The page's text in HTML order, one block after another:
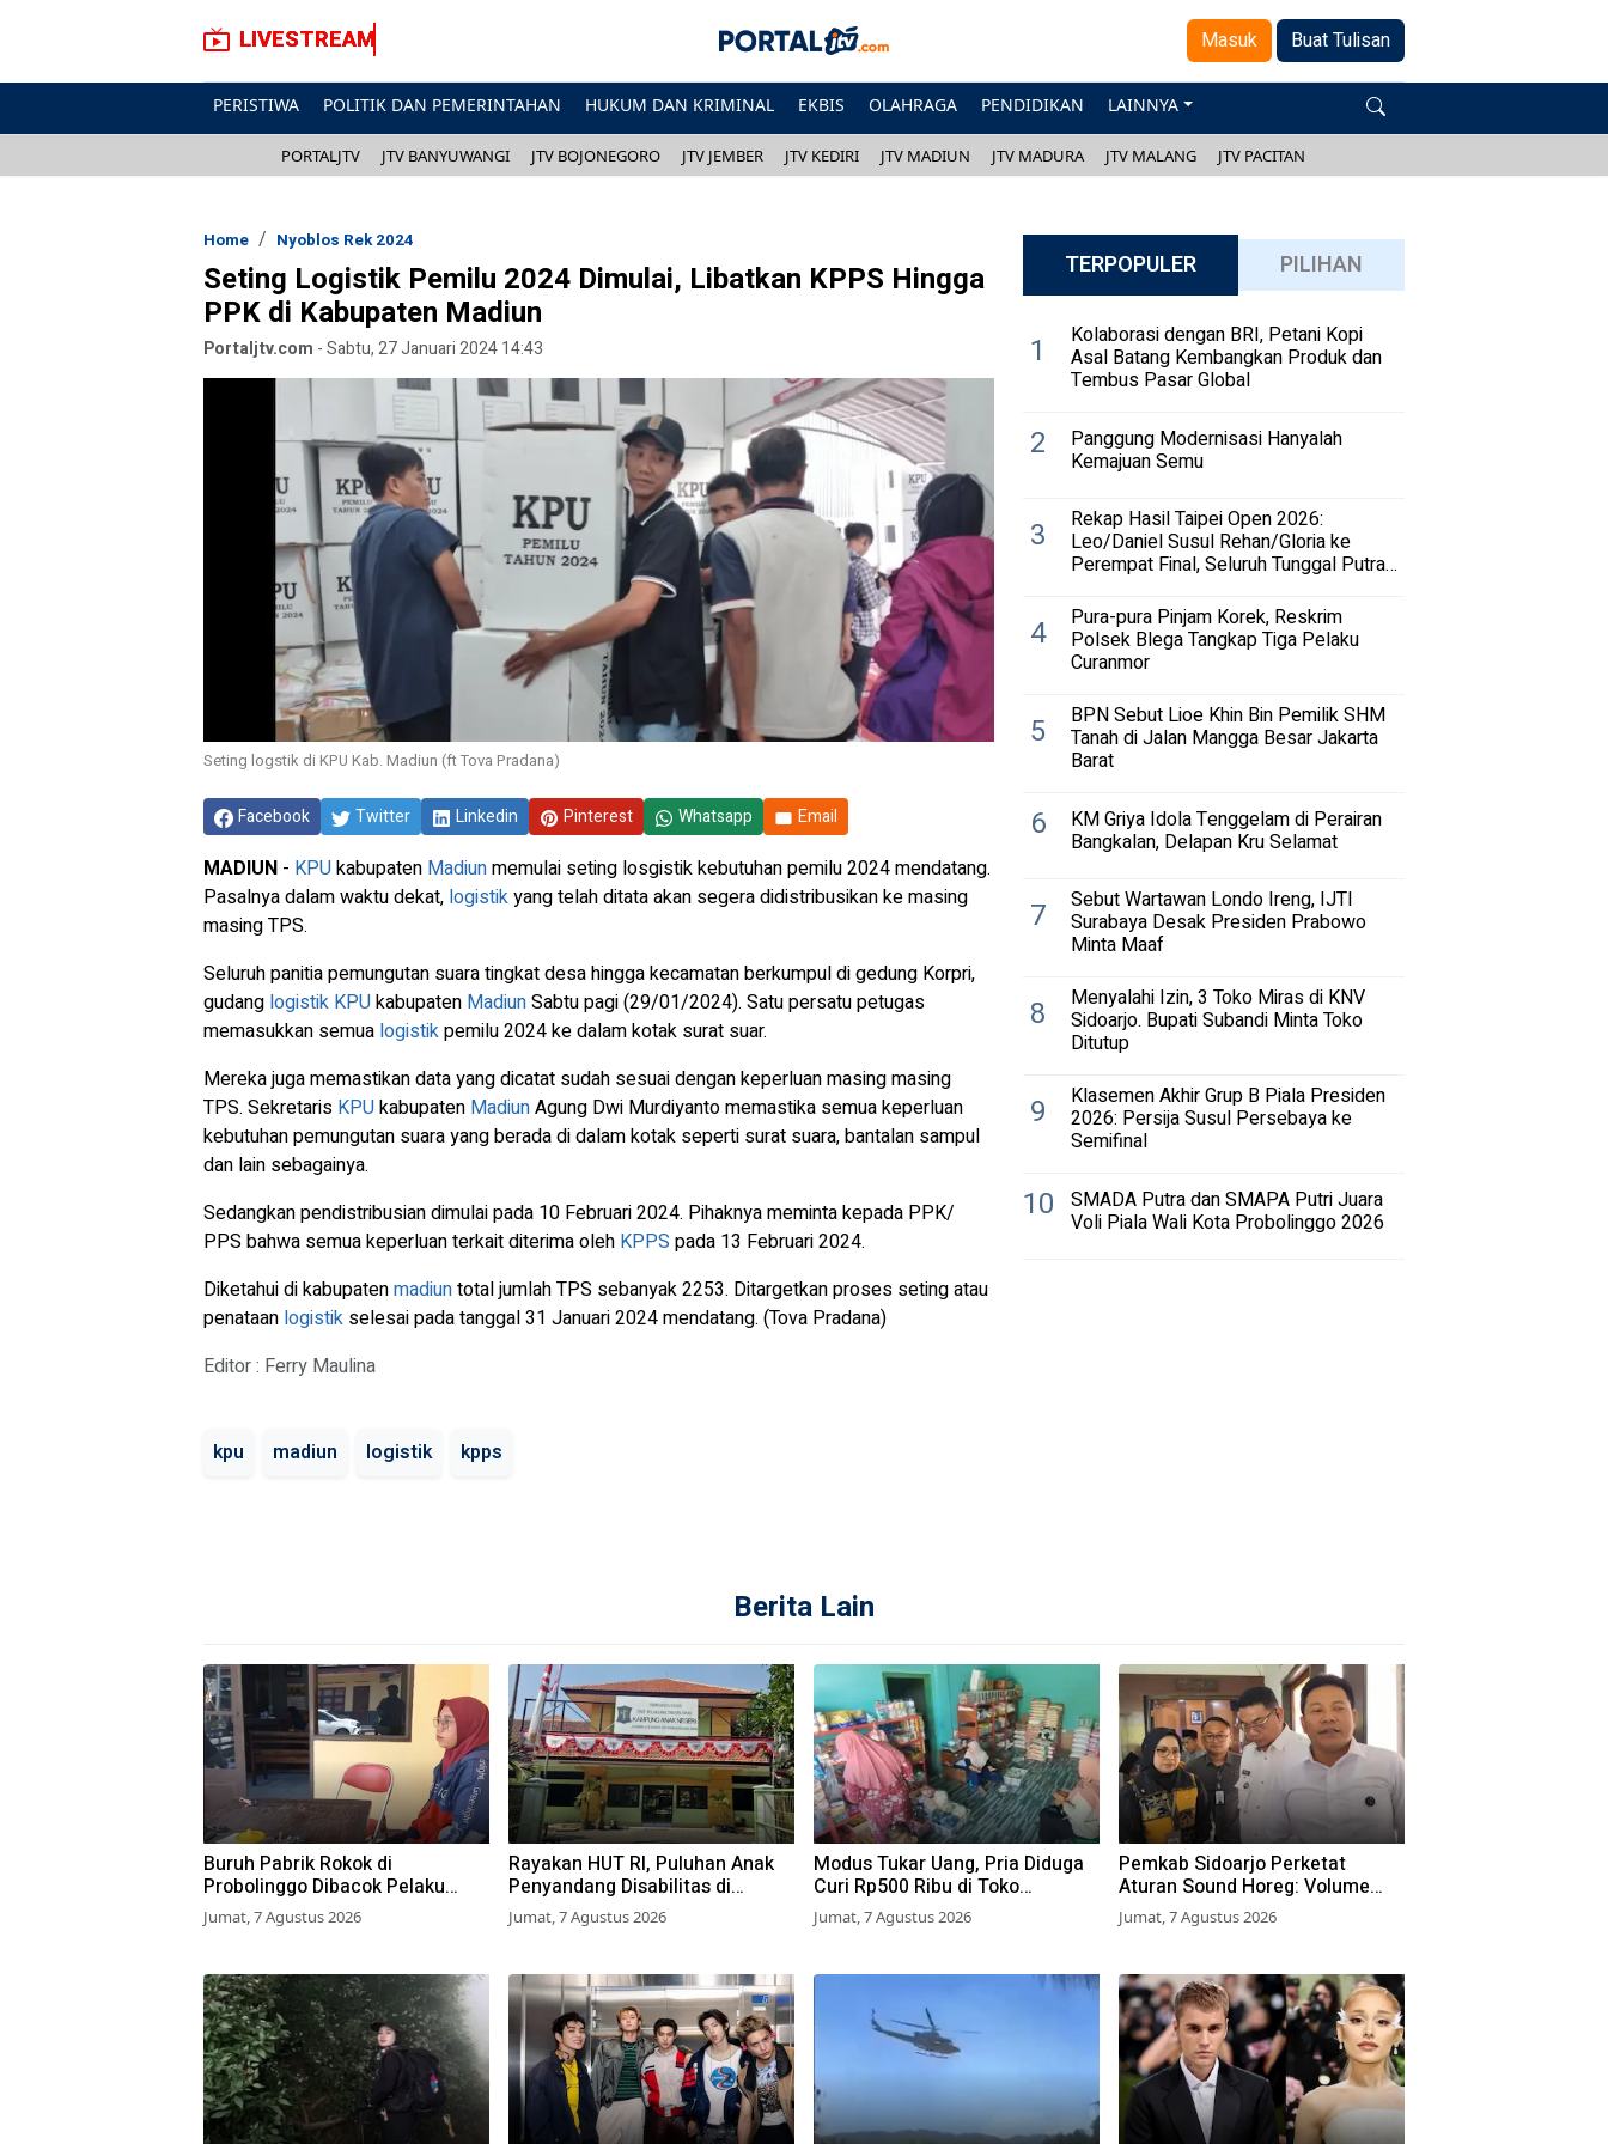
LIVESTREAM Masuk Buat Tulisan
PERISTIWA POLITIK DAN PEMERINTAHAN HUKUM DAN KRIMINAL EKBIS OLAHRAGA PENDIDIKAN LAINNYA
PORTALJTV JTV BANYUWANGI JTV BOJONEGORO JTV JEMBER JTV KEDIRI JTV MADIUN JTV MADURA JTV MALANG JTV PACITAN
Home Nyoblos Rek 2024
Seting Logistik Pemilu 2024 Dimulai, Libatkan KPPS Hingga
PPK di Kabupaten Madiun
Portaljtv.com -Sabtu, 27 Januari 2024 14:43
Seting logstik di KPU Kab. Madiun (ft Tova Pradana)
Facebook Twitter Linkedin Pinterest Whatsapp Email
MADIUN - KPUkabupaten Madiunmemulai seting losgistik kebutuhan pemilu 2024 mendatang.
Pasalnya dalam waktu dekat, logistikyang telah ditata akan segera didistribusikan ke masing
masing TPS.
Seluruh panitia pemungutan suara tingkat desa hingga kecamatan berkumpul di gedung Korpri,
gudang logistik KPUkabupaten MadiunSabtu pagi (29/01/2024). Satu persatu petugas
memasukkan semua logistikpemilu 2024 ke dalam kotak surat suar.
Mereka juga memastikan data yang dicatat sudah sesuai dengan keperluan masing masing
TPS. Sekretaris KPUkabupaten MadiunAgung Dwi Murdiyanto memastika semua keperluan
kebutuhan pemungutan suara yang berada di dalam kotak seperti surat suara, bantalan sampul
dan lain sebagainya.
Sedangkan pendistribusian dimulai pada 10 Februari 2024. Pihaknya meminta kepada PPK/
PPS bahwa semua keperluan terkait diterima oleh KPPS pada 13 Februari 2024.
Diketahui di kabupatenmadiuntotal jumlah TPS sebanyak 2253. Ditargetkan proses seting atau
penataan logistik selesai pada tanggal 31 Januari 2024 mendatang. (Tova Pradana)
Editor : Ferry Maulina
kpu madiun logistik kpps
TERPOPULER PILIHAN
1 Kolaborasi dengan BRI, Petani Kopi
Asal Batang Kembangkan Produk dan
Tembus Pasar Global
2 Panggung Modernisasi Hanyalah
Kemajuan Semu
3 Rekap Hasil Taipei Open 2026:
Leo/Daniel Susul Rehan/Gloria ke
Perempat Final, Seluruh Tunggal Putra
4 Pura-pura Pinjam Korek, Reskrim
Polsek Blega Tangkap Tiga Pelaku
Curanmor
5 BPN Sebut Lioe Khin Bin Pemilik SHM
Tanah di Jalan Mangga Besar Jakarta
Barat
6 KM Griya Idola Tenggelam di Perairan
Bangkalan, Delapan Kru Selamat
7 Sebut Wartawan Londo Ireng, IJTI
Surabaya Desak Presiden Prabowo
Minta Maaf
8 Menyalahi Izin, 3 Toko Miras di KNV
Sidoarjo. Bupati Subandi Minta Toko
Ditutup
9 Klasemen Akhir Grup B Piala Presiden
2026: Persija Susul Persebaya ke
Semifinal
10 SMADA Putra dan SMAPA Putri Juara
Voli Piala Wali Kota Probolinggo 2026
Berita Lain
Buruh Pabrik Rokok di
Probolinggo Dibacok Pelaku
Begal, Motor dan Tas Amblas
Jumat, 7 Agustus 2026
Rayakan HUT RI, Puluhan Anak
Penyandang Disabilitas di
Surabaya Ikuti Beragam Lomba
Jumat, 7 Agustus 2026
Modus Tukar Uang, Pria Diduga
Curi Rp500 Ribu di Toko
Pasuruan
Jumat, 7 Agustus 2026
Pemkab Sidoarjo Perketat
Aturan Sound Horeg: Volume
Dibatasi 55 dB, Wajib Kantongi
Izin
Jumat, 7 Agustus 2026